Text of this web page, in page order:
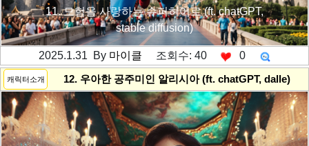
11. 모험을 사랑하는 슈퍼히어로 (ft. chatGPT,
stable diffusion)
2025.1.31 By 마이클 조회수: 40 0
캐릭터소개 12. 우아한 공주미인 알리시아 (ft. chatGPT, dalle)